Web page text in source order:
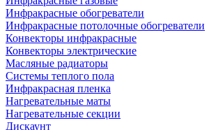
Инфракрасные обогреватели
Инфракрасные потолочные обогреватели
Конвекторы инфракрасные
Конвекторы электрические
Масляные радиаторы
Системы теплого пола
Инфракрасная пленка
Нагревательные маты
Нагревательные секции
Дискаунт